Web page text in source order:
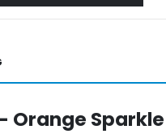
Orange